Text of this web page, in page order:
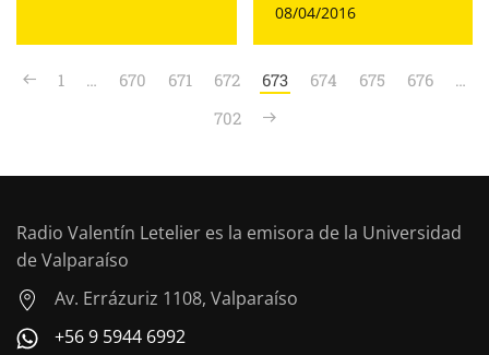
08/04/2016
1 … 670 671 672 673 674 675 676
…
702
Radio Valentín Letelier es la emisora de la Universidad
de Valparaíso
Av. Errázuriz 1108, Valparaíso
+56 9 5944 6992